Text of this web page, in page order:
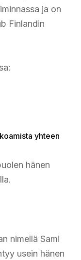
ja on
Finlandin
yhteen
hänen
nimellä Sami
usein hänen